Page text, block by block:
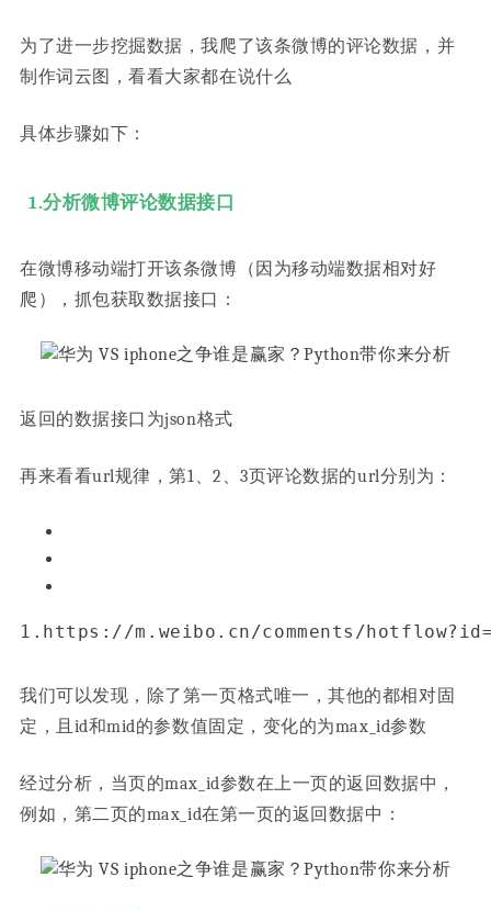
为了进一步挖掘数据，我爬了该条微博的评论数据，并
制作词云图，看看大家都在说什么
具体步骤如下：
1.分析微博评论数据接口
在微博移动端打开该条微博（因为移动端数据相对好
爬），抓包获取数据接口：
返回的数据接口为json格式
再来看看url规律，第1、2、3页评论数据的url分别为：
1. https: //m.weibo.cn/comments/
我们可以发现，除了第一页格式唯一，其他的都相对固
定，且id和mid的参数值固定，变化的为max_id参数
经过分析，当页的max_id参数在上一页的返回数据中，
例如，第二页的max_id在第一页的返回数据中：